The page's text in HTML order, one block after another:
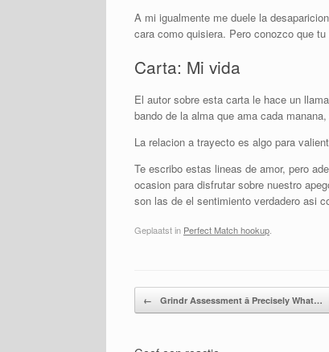
A mi igualmente me duele la
cara como quisiera. Pero conozco que
Carta: Mi vida
El autor sobre esta carta le hace un
bando de la alma que ama cada
La relacion a trayecto es algo para
Te escribo estas lineas de amor, pero
ocasion para disfrutar sobre nuestro
son las de el sentimiento verdadero asi­
Geplaatst in Perfect Match hookup
Bericht navigatie
← Grindr Assessment â Precisely What…